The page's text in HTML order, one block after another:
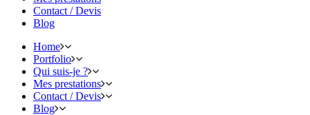
Contact / Devis
Blog
Home
Portfolio
Qui suis-je ?
Mes prestations
Contact / Devis
Blog